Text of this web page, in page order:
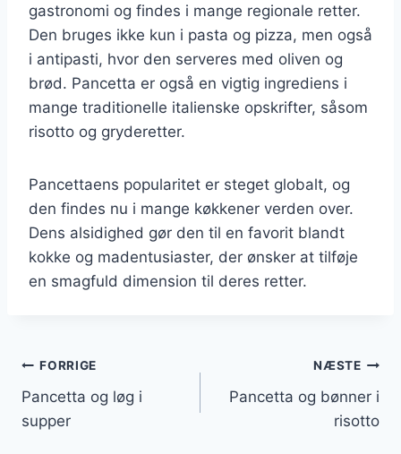
gastronomi og findes i mange regionale retter.
Den bruges ikke kun i pasta og pizza, men også
i antipasti, hvor den serveres med oliven og
brød. Pancetta er også en vigtig ingrediens i
mange traditionelle italienske opskrifter, såsom
risotto og gryderetter.
Pancettaens popularitet er steget globalt, og
den findes nu i mange køkkener verden over.
Dens alsidighed gør den til en favorit blandt
kokke og madentusiaster, der ønsker at tilføje
en smagfuld dimension til deres retter.
Indlægsnavigation
FORRIGE
Pancetta og løg i
supper
NÆSTE
Pancetta og bønner i
risotto